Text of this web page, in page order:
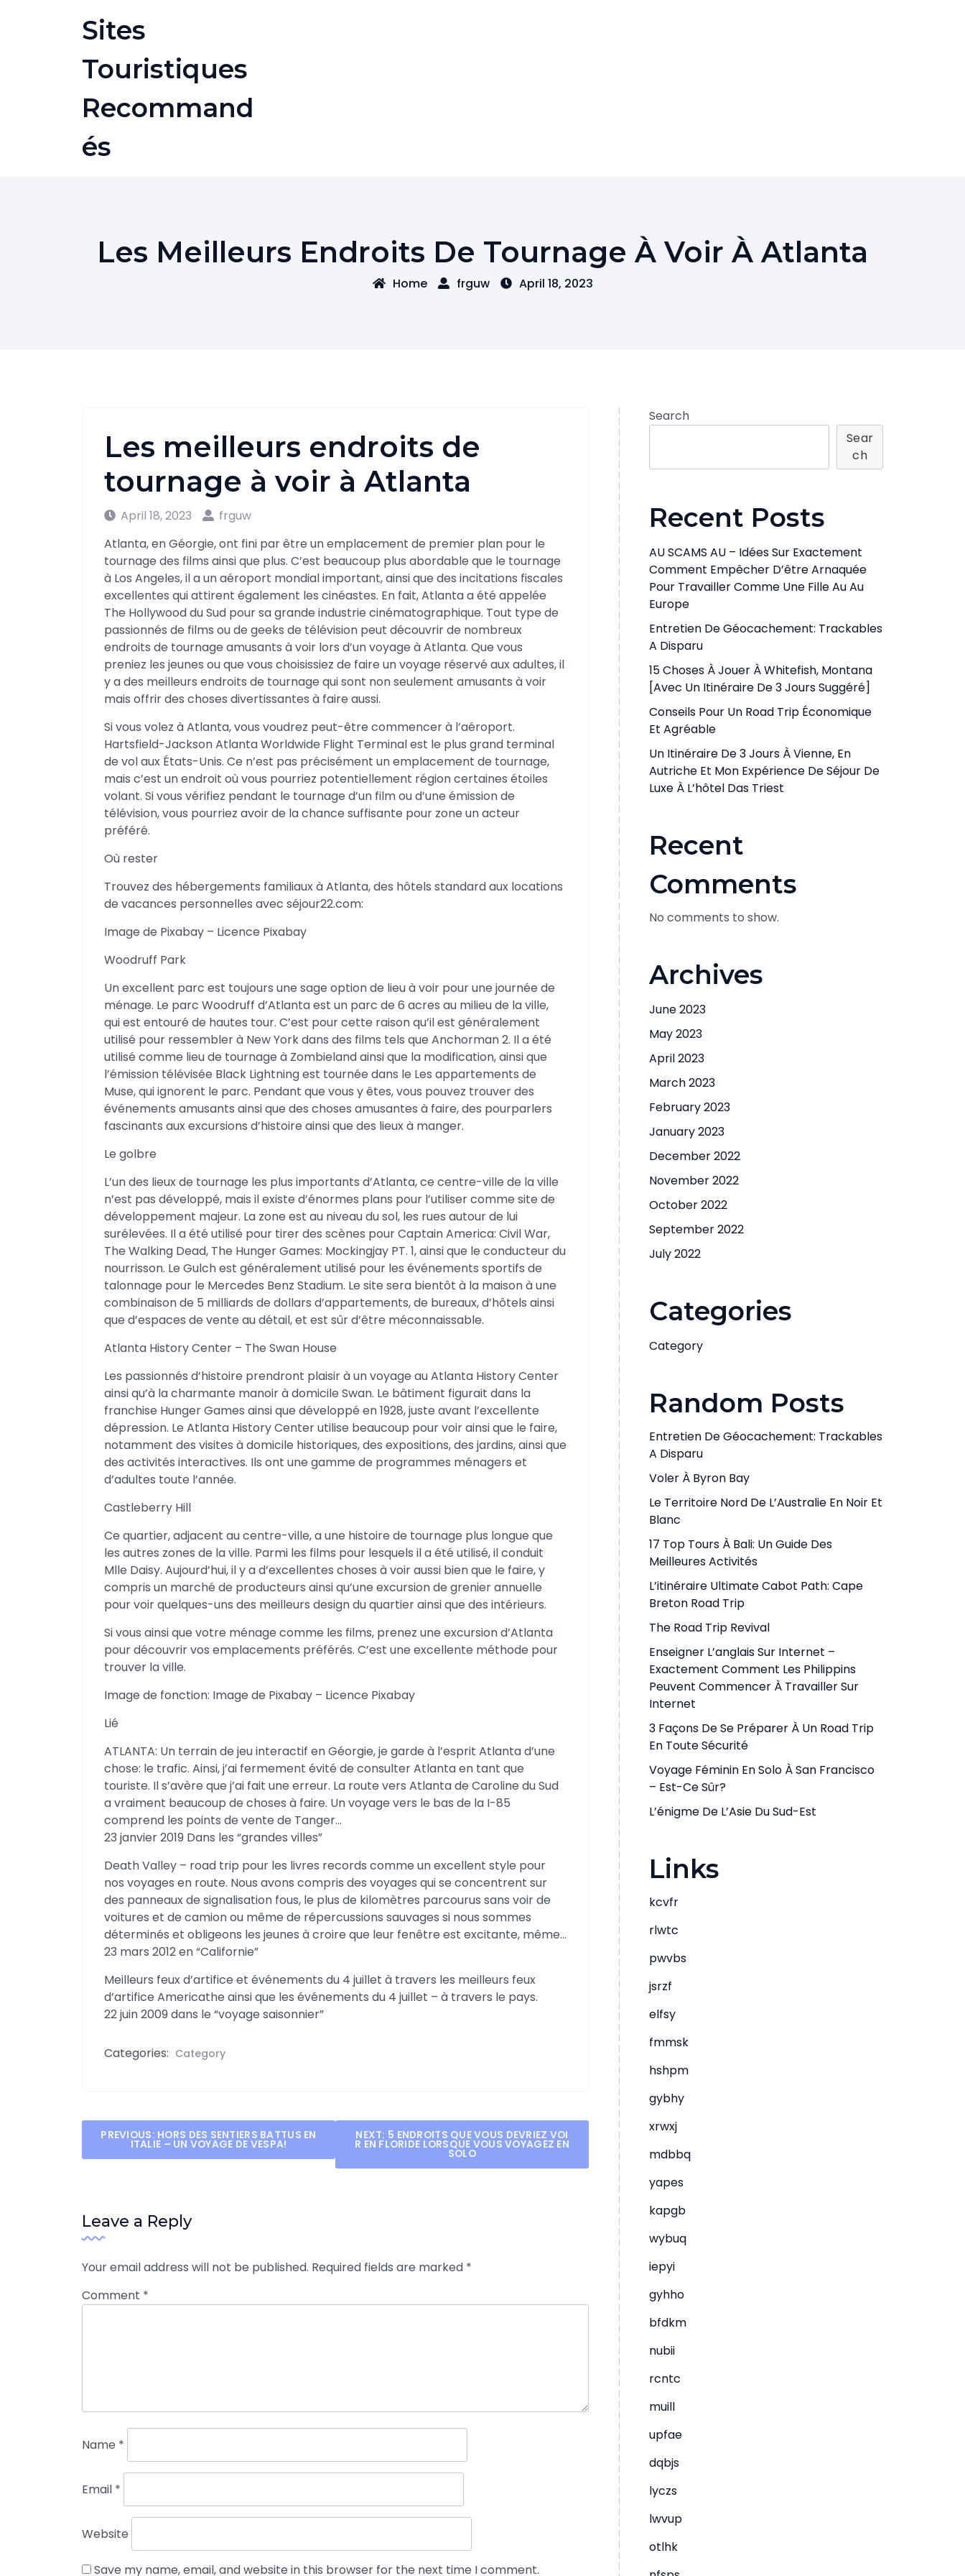
Sites
Touristiques
Recommand
És
Les Meilleurs Endroits De Tournage À Voir À Atlanta
Home frguw April 18, 2023
Les meilleurs endroits de
tournage à voir à Atlanta
April 18, 2023
frguw
Atlanta, en Géorgie, ont fini par être un emplacement de premier plan pour le
tournage des films ainsi que plus. C’est beaucoup plus abordable que le tournage
à Los Angeles, il a un aéroport mondial important, ainsi que des incitations fiscales
excellentes qui attirent également les cinéastes. En fait, Atlanta a été appelée
The Hollywood du Sud pour sa grande industrie cinématographique. Tout type de
passionnés de films ou de geeks de télévision peut découvrir de nombreux
endroits de tournage amusants à voir lors d’un voyage à Atlanta. Que vous
preniez les jeunes ou que vous choisissiez de faire un voyage réservé aux adultes, il
y a des meilleurs endroits de tournage qui sont non seulement amusants à voir
mais offrir des choses divertissantes à faire aussi.
Si vous volez à Atlanta, vous voudrez peut-être commencer à l’aéroport.
Hartsfield-Jackson Atlanta Worldwide Flight Terminal est le plus grand terminal
de vol aux États-Unis. Ce n’est pas précisément un emplacement de tournage,
mais c’est un endroit où vous pourriez potentiellement région certaines étoiles
volant. Si vous vérifiez pendant le tournage d’un film ou d’une émission de
télévision, vous pourriez avoir de la chance suffisante pour zone un acteur
préféré.
Où rester
Trouvez des hébergements familiaux à Atlanta, des hôtels standard aux locations
de vacances personnelles avec séjour22.com:
Image de Pixabay – Licence Pixabay
Woodruff Park
Un excellent parc est toujours une sage option de lieu à voir pour une journée de
ménage. Le parc Woodruff d’Atlanta est un parc de 6 acres au milieu de la ville,
qui est entouré de hautes tour. C’est pour cette raison qu’il est généralement
utilisé pour ressembler à New York dans des films tels que Anchorman 2. Il a été
utilisé comme lieu de tournage à Zombieland ainsi que la modification, ainsi que
l’émission télévisée Black Lightning est tournée dans le Les appartements de
Muse, qui ignorent le parc. Pendant que vous y êtes, vous pouvez trouver des
événements amusants ainsi que des choses amusantes à faire, des pourparlers
fascinants aux excursions d’histoire ainsi que des lieux à manger.
Le golbre
L’un des lieux de tournage les plus importants d’Atlanta, ce centre-ville de la ville
n’est pas développé, mais il existe d’énormes plans pour l’utiliser comme site de
développement majeur. La zone est au niveau du sol, les rues autour de lui
surélevées. Il a été utilisé pour tirer des scènes pour Captain America: Civil War,
The Walking Dead, The Hunger Games: Mockingjay PT. 1, ainsi que le conducteur du
nourrisson. Le Gulch est généralement utilisé pour les événements sportifs de
talonnage pour le Mercedes Benz Stadium. Le site sera bientôt à la maison à une
combinaison de 5 milliards de dollars d’appartements, de bureaux, d’hôtels ainsi
que d’espaces de vente au détail, et est sûr d’être méconnaissable.
Atlanta History Center – The Swan House
Les passionnés d’histoire prendront plaisir à un voyage au Atlanta History Center
ainsi qu’à la charmante manoir à domicile Swan. Le bâtiment figurait dans la
franchise Hunger Games ainsi que développé en 1928, juste avant l’excellente
dépression. Le Atlanta History Center utilise beaucoup pour voir ainsi que le faire,
notamment des visites à domicile historiques, des expositions, des jardins, ainsi que
des activités interactives. Ils ont une gamme de programmes ménagers et
d’adultes toute l’année.
Castleberry Hill
Ce quartier, adjacent au centre-ville, a une histoire de tournage plus longue que
les autres zones de la ville. Parmi les films pour lesquels il a été utilisé, il conduit
Mlle Daisy. Aujourd’hui, il y a d’excellentes choses à voir aussi bien que le faire, y
compris un marché de producteurs ainsi qu’une excursion de grenier annuelle
pour voir quelques-uns des meilleurs design du quartier ainsi que des intérieurs.
Si vous ainsi que votre ménage comme les films, prenez une excursion d’Atlanta
pour découvrir vos emplacements préférés. C’est une excellente méthode pour
trouver la ville.
Image de fonction: Image de Pixabay – Licence Pixabay
Lié
ATLANTA: Un terrain de jeu interactif en Géorgie, je garde à l’esprit Atlanta d’une
chose: le trafic. Ainsi, j’ai fermement évité de consulter Atlanta en tant que
touriste. Il s’avère que j’ai fait une erreur. La route vers Atlanta de Caroline du Sud
a vraiment beaucoup de choses à faire. Un voyage vers le bas de la I-85
comprend les points de vente de Tanger…
23 janvier 2019 Dans les “grandes villes”
Death Valley – road trip pour les livres records comme un excellent style pour
nos voyages en route. Nous avons compris des voyages qui se concentrent sur
des panneaux de signalisation fous, le plus de kilomètres parcourus sans voir de
voitures et de camion ou même de répercussions sauvages si nous sommes
déterminés et obligeons les jeunes à croire que leur fenêtre est excitante, même…
23 mars 2012 en “Californie”
Meilleurs feux d’artifice et événements du 4 juillet à travers les meilleurs feux
d’artifice Americathe ainsi que les événements du 4 juillet – à travers le pays.
22 juin 2009 dans le “voyage saisonnier”
Categories: Category
Post
PREVIOUS: HORS DES SENTIERS BATTUS EN
ITALIE – UN VOYAGE DE VESPA!
NEXT: 5 ENDROITS QUE VOUS DEVRIEZ VOI
R EN FLORIDE LORSQUE VOUS VOYAGEZ EN
SOLO
Leave a Reply
Your email address will not be published. Required fields are marked *
Comment *
Name *
Email *
Website
Save my name, email, and website in this browser for the next time I comment.
Search
Sear
Ch
Recent Posts
AU SCAMS AU – Idées Sur Exactement
Comment Empêcher D’être Arnaquée
Pour Travailler Comme Une Fille Au Au
Europe
Entretien De Géocachement: Trackables
A Disparu
15 Choses À Jouer À Whitefish, Montana
[avec Un Itinéraire De 3 Jours Suggéré]
Conseils Pour Un Road Trip Économique
Et Agréable
Un Itinéraire De 3 Jours À Vienne, En
Autriche Et Mon Expérience De Séjour De
Luxe À L’hôtel Das Triest
Recent
Comments
No comments to show.
Archives
June 2023
May 2023
April 2023
March 2023
February 2023
January 2023
December 2022
November 2022
October 2022
September 2022
July 2022
Categories
Category
Random Posts
Entretien De Géocachement: Trackables
A Disparu
Voler À Byron Bay
Le Territoire Nord De L’Australie En Noir Et
Blanc
17 Top Tours À Bali: Un Guide Des
Meilleures Activités
L’itinéraire Ultimate Cabot Path: Cape
Breton Road Trip
The Road Trip Revival
Enseigner L’anglais Sur Internet –
Exactement Comment Les Philippins
Peuvent Commencer À Travailler Sur
Internet
3 Façons De Se Préparer À Un Road Trip
En Toute Sécurité
Voyage Féminin En Solo À San Francisco
– Est-Ce Sûr?
L’énigme De L’Asie Du Sud-Est
Links
kcvfr
rlwtc
pwvbs
jsrzf
elfsy
fmmsk
hshpm
gybhy
xrwxj
mdbbq
yapes
kapgb
wybuq
iepyi
gyhho
bfdkm
nubii
rcntc
muill
upfae
dqbjs
lyczs
lwvup
otlhk